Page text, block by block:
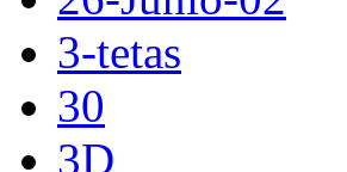
3-tetas
30
3D